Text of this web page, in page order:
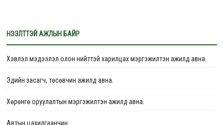
НЭЭЛТТЭЙ АЖЛЫН БАЙР
Хэвлэл мэдээлэл олон нийттэй харилцах мэргэжилтэн ажилд авна.
Эдийн засагч, төсөвчин ажилд авна.
Хөрөнгө оруулалтын мэргэжилтэн ажилд авна.
Автын цахилгаанчин